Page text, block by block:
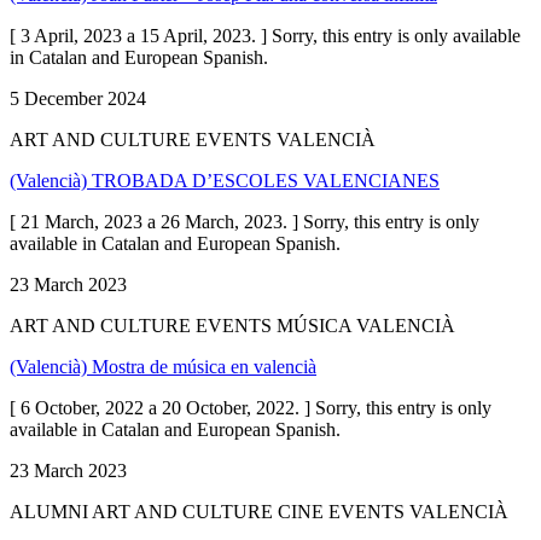
[ 3 April, 2023 a 15 April, 2023. ] Sorry, this entry is only available
in Catalan and European Spanish.
5 December 2024
ART AND CULTURE EVENTS VALENCIÀ
(Valencià) TROBADA D’ESCOLES VALENCIANES
[ 21 March, 2023 a 26 March, 2023. ] Sorry, this entry is only
available in Catalan and European Spanish.
23 March 2023
ART AND CULTURE EVENTS MÚSICA VALENCIÀ
(Valencià) Mostra de música en valencià
[ 6 October, 2022 a 20 October, 2022. ] Sorry, this entry is only
available in Catalan and European Spanish.
23 March 2023
ALUMNI ART AND CULTURE CINE EVENTS VALENCIÀ